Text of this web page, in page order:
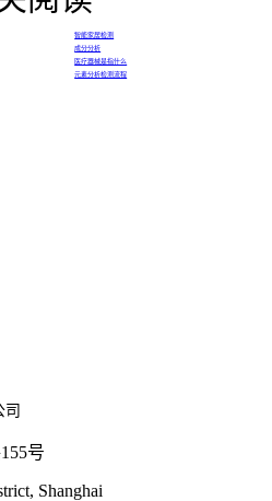
智能家居检测
成分分析
医疗器械是指什么
元素分析检测流程
司
号
Shanghai